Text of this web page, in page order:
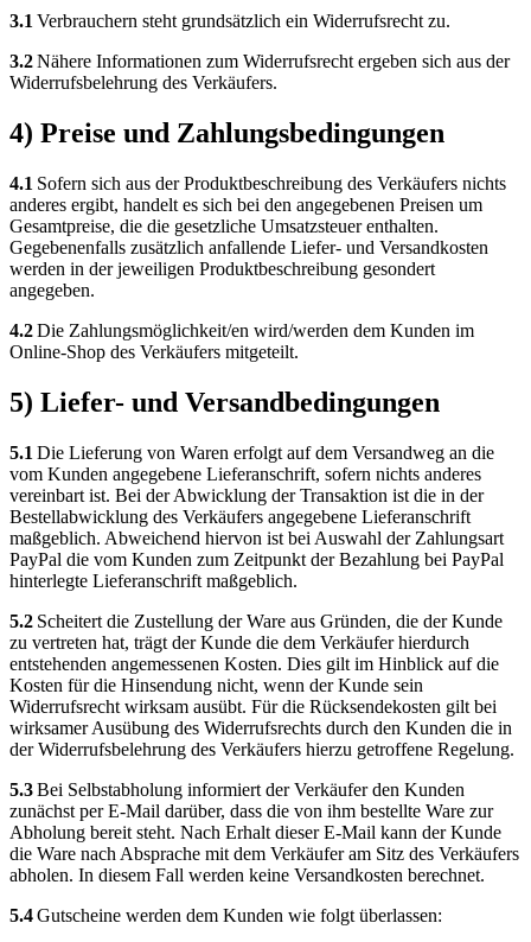
3.1 Verbrauchern steht grundsätzlich ein Widerrufsrecht zu.
3.2Nähere Informationen zum Widerrufsrecht ergeben sich aus der
Widerrufsbelehrung des Verkäufers.
4) Preise und Zahlungsbedingungen
4.1 Sofern sich aus der Produktbeschreibung des Verkäufers nichts
anderes ergibt, handelt es sich bei den angegebenen Preisen um
Gesamtpreise, die die gesetzliche Umsatzsteuer enthalten.
Gegebenenfalls zusätzlich anfallende Liefer- und Versandkosten
werden in der jeweiligen Produktbeschreibung gesondert
angegeben.
4.2Die Zahlungsmöglichkeit/en wird/werden dem Kunden im
Online-Shop des Verkäufers mitgeteilt.
5) Liefer- und Versandbedingungen
5.1 Die Lieferung von Waren erfolgt auf dem Versandweg an die
vom Kunden angegebene Lieferanschrift, sofern nichts anderes
vereinbart ist. Bei der Abwicklung der Transaktion ist die in der
Bestellabwicklung des Verkäufers angegebene Lieferanschrift
maßgeblich. Abweichend hiervon ist bei Auswahl der Zahlungsart
PayPal die vom Kunden zum Zeitpunkt der Bezahlung bei PayPal
hinterlegte Lieferanschrift maßgeblich.
5.2 Scheitert die Zustellung der Ware aus Gründen, die der Kunde
zu vertreten hat, trägt der Kunde die dem Verkäufer hierdurch
entstehenden angemessenen Kosten. Dies gilt im Hinblick auf die
Kosten für die Hinsendung nicht, wenn der Kunde sein
Widerrufsrecht wirksam ausübt. Für die Rücksendekosten gilt bei
wirksamer Ausübung des Widerrufsrechts durch den Kunden die in
der Widerrufsbelehrung des Verkäufers hierzu getroffene Regelung.
5.3Bei Selbstabholung informiert der Verkäufer den Kunden
zunächst per E-Mail darüber, dass die von ihm bestellte Ware zur
Abholung bereit steht. Nach Erhalt dieser E-Mail kann der Kunde
die Ware nach Absprache mit dem Verkäufer am Sitz des Verkäufers
abholen. In diesem Fall werden keine Versandkosten berechnet.
5.4Gutscheine werden dem Kunden wie folgt überlassen: